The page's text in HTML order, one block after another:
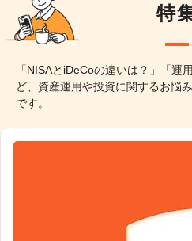
特
「NISAとiDeCoの違いは？」「運
ど、資産運用や投資に関するお悩
です。